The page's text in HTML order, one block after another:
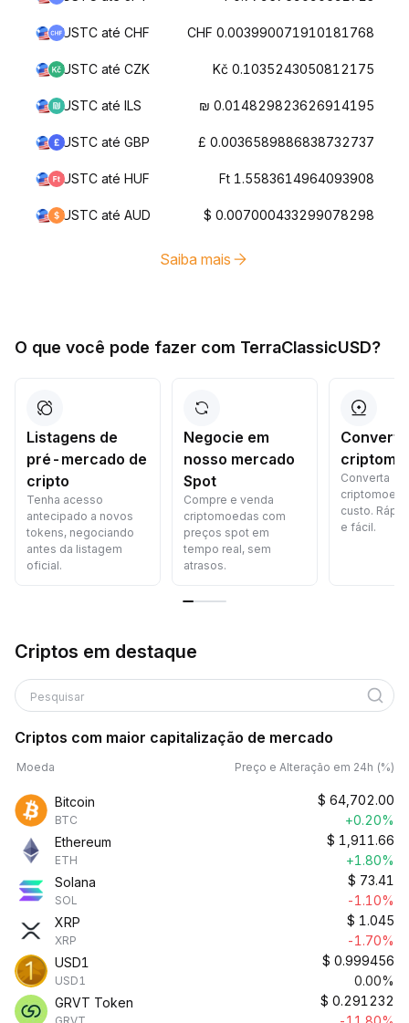
USTC até CHF CHF 0.003990071910181768
USTC até CZK Kč 0.1035243050812175
USTC até ILS ₪ 0.014829823626914195
USTC até GBP £ 0.0036589886838732737
USTC até HUF Ft 1.5583614964093908
USTC até AUD $ 0.007000433299078298
Saiba mais
O que você pode fazer com TerraClassicUSD?
Listagens de
pré-mercado de
cripto
Tenha acesso
antecipado a novos
tokens, negociando
antes da listagem
oficial.
Negocie em
nosso mercado
Spot
Compre e venda
criptomoedas com
preços spot em
tempo real, sem
atrasos.
Converta
custo.
e fácil.
Criptos em destaque
Pesquisar
Criptos com maior capitalização de mercado
Moeda Preço e Alteração em 24h (%)
Bitcoin
BTC
$ 64,702.00
+0.20%
Ethereum
ETH
$ 1,911.66
+1.80%
Solana
SOL
$ 73.41
-1.10%
XRP
XRP
$ 1.045
-1.70%
USD1
USD1
$ 0.999456
0.00%
GRVT Token
$ 0.291232